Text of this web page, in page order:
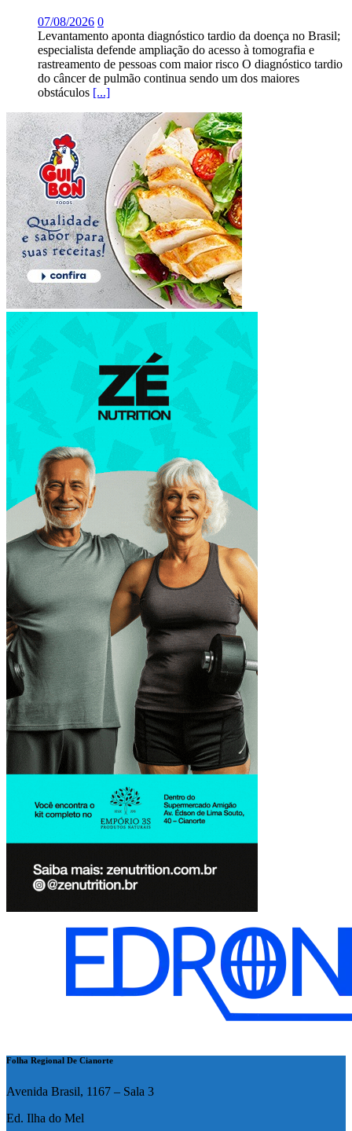
07/08/2026 0
Levantamento aponta diagnóstico tardio da doença no Brasil;
especialista defende ampliação do acesso à tomografia e
rastreamento de pessoas com maior risco O diagnóstico tardio
do câncer de pulmão continua sendo um dos maiores
obstáculos [...]
Folha Regional De Cianorte
Avenida Brasil, 1167 – Sala 3
Ed. Ilha do Mel